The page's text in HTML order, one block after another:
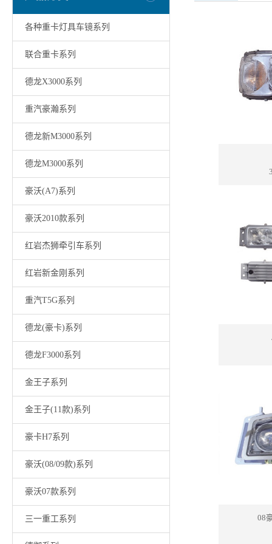
各种重卡灯具车镜系列
联合重卡系列
德龙X3000系列
重汽豪瀚系列
德龙新M3000系列
德龙M3000系列
豪沃(A7)系列
豪沃2010款系列
红岩杰狮牵引车系列
红岩新金刚系列
重汽T5G系列
德龙(豪卡)系列
德龙F3000系列
金王子系列
金王子(11款)系列
豪卡H7系列
豪沃(08/09款)系列
豪沃07款系列
三一重工系列 08